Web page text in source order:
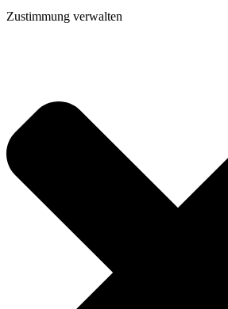
Zustimmung verwalten